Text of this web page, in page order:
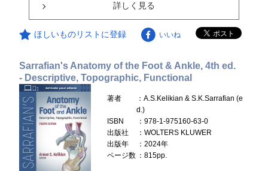
詳しく見る
ほしいものリストに登録 いいね
Sarrafian's Anatomy of the Foot & Ankle, 4th ed.
- Descriptive, Topographic, Functional
著者
：A.S.Kelikian & S.K.Sarrafian (e
d.)
ISBN
：978-1-975160-63-0
出版社
：WOLTERS KLUWER
出版年
：2024年
ページ数 ：815pp.